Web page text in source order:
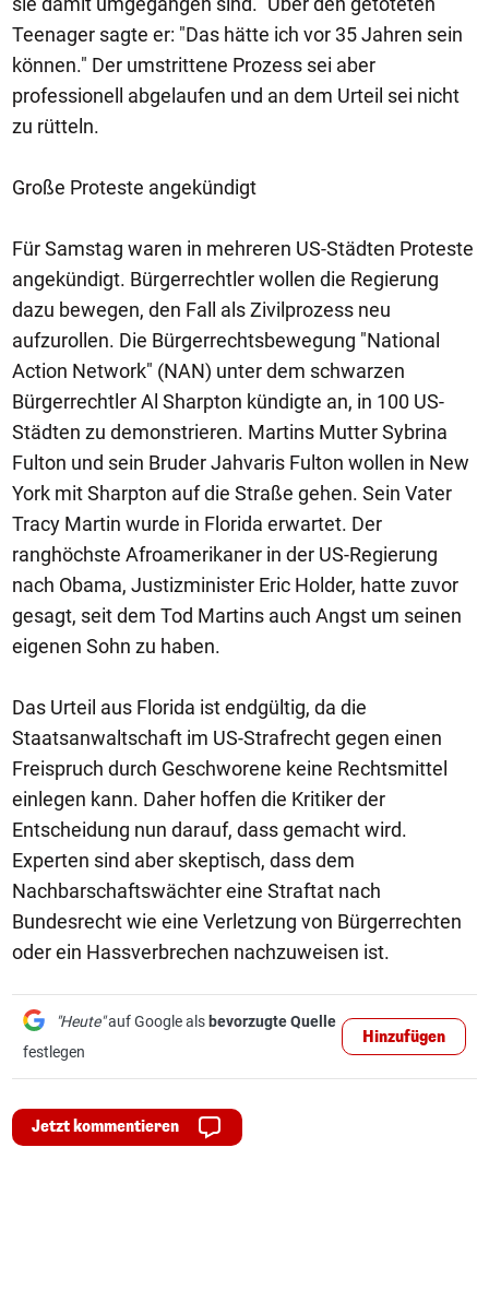
Teenager sagte er: "Das hätte ich vor 35 Jahren sein
können." Der umstrittene Prozess sei aber
professionell abgelaufen und an dem Urteil sei nicht
zu rütteln.
Große Proteste angekündigt
Für Samstag waren in mehreren US-Städten Proteste
angekündigt. Bürgerrechtler wollen die Regierung
dazu bewegen, den Fall als Zivilprozess neu
aufzurollen. Die Bürgerrechtsbewegung "National
Action Network" (NAN) unter dem schwarzen
Bürgerrechtler Al Sharpton kündigte an, in 100 US-
Städten zu demonstrieren. Martins Mutter Sybrina
Fulton und sein Bruder Jahvaris Fulton wollen in New
York mit Sharpton auf die Straße gehen. Sein Vater
Tracy Martin wurde in Florida erwartet. Der
ranghöchste Afroamerikaner in der US-Regierung
nach Obama, Justizminister Eric Holder, hatte zuvor
gesagt, seit dem Tod Martins auch Angst um seinen
eigenen Sohn zu haben.
Das Urteil aus Florida ist endgültig, da die
Staatsanwaltschaft im US-Strafrecht gegen einen
Freispruch durch Geschworene keine Rechtsmittel
einlegen kann. Daher hoffen die Kritiker der
Entscheidung nun darauf, dass gemacht wird.
Experten sind aber skeptisch, dass dem
Nachbarschaftswächter eine Straftat nach
Bundesrecht wie eine Verletzung von Bürgerrechten
oder ein Hassverbrechen nachzuweisen ist.
"Heute"auf Google als bevorzugte Quelle
festlegen
Hinzufügen
Jetzt kommentieren